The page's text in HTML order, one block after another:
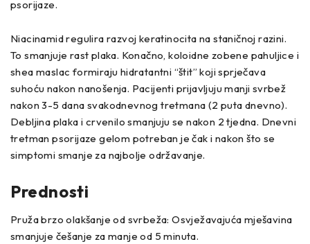
psorijaze.
Niacinamid regulira razvoj keratinocita na staničnoj razini.
To smanjuje rast plaka. Konačno, koloidne zobene pahuljice i
shea maslac formiraju hidratantni “štit” koji sprječava
suhoću nakon nanošenja. Pacijenti prijavljuju manji svrbež
nakon 3-5 dana svakodnevnog tretmana (2 puta dnevno).
Debljina plaka i crvenilo smanjuju se nakon 2 tjedna. Dnevni
tretman psorijaze gelom potreban je čak i nakon što se
simptomi smanje za najbolje održavanje.
Prednosti
Pruža brzo olakšanje od svrbeža: Osvježavajuća mješavina
smanjuje češanje za manje od 5 minuta.